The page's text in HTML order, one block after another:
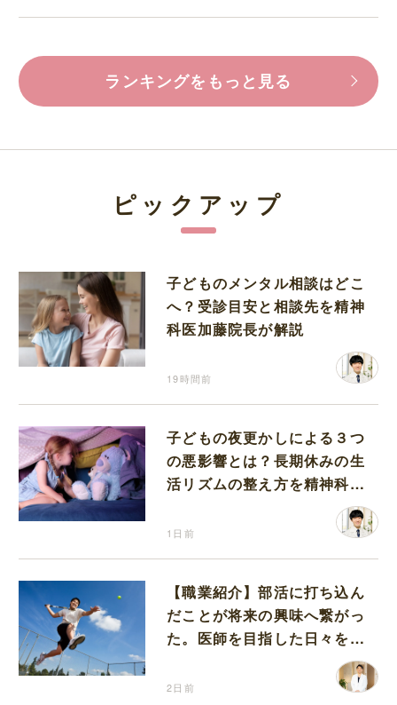
ランキングをもっと見る
ピックアップ
子どものメンタル相談はどこ
へ？受診目安と相談先を精神
科医加藤院長が解説
19時間前
子どもの夜更かしによる３つ
の悪影響とは？長期休みの生
活リズムの整え方を精神科医
1日前
【職業紹介】部活に打ち込ん
だことが将来の興味へ繋がっ
た。医師を目指した日々を振
2日前